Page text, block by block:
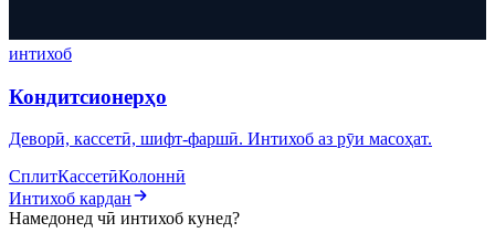
интихоб
Кондитсионерҳо
Деворӣ, кассетӣ, шифт-фаршӣ. Интихоб аз рӯи масоҳат.
СплитКассетӣКолоннӣ
Интихоб кардан
Намедонед чӣ интихоб кунед?